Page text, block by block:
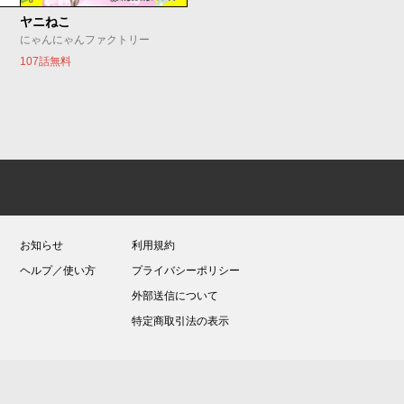
ヤニねこ
にゃんにゃんファクトリー
107話無料
お知らせ
ヘルプ／使い方
利用規約
プライバシーポリシー
外部送信について
特定商取引法の表示